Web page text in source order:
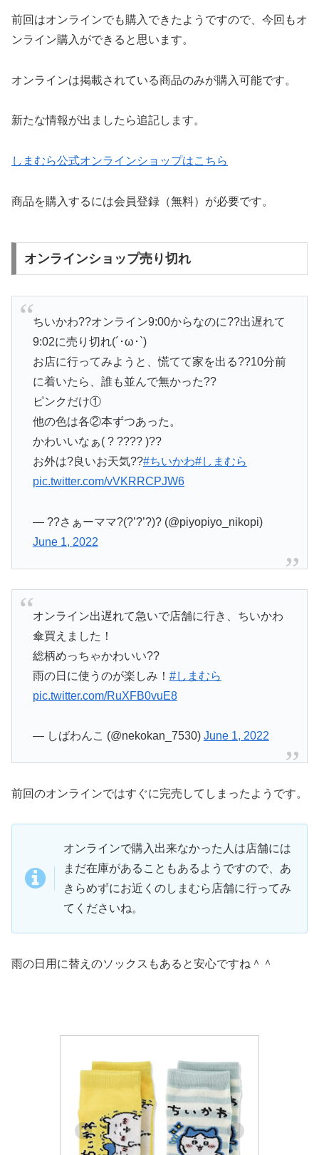
前回はオンラインでも購入できたようですので、今回もオ
ンライン購入ができると思います。
オンラインは掲載されている商品のみが購入可能です。
新たな情報が出ましたら追記します。
しまむら公式オンラインショップはこちら
商品を購入するには会員登録（無料）が必要です。
オンラインショップ売り切れ
ちいかわ??オンライン9:00からなのに??出遅れて
9:02に売り切れ(´･ω･`)
お店に行ってみようと、慌てて家を出る??10分前
に着いたら、誰も並んで無かった??
ピンクだけ①
他の色は各②本ずつあった。
かわいいなぁ( ? ???? )??
お外は?良いお天気??#ちいかわ#しまむら
pic.twitter.com/vVKRRCPJW6
— ??さぁーママ?(?’?’?)? (@piyopiyo_nikopi)
June 1, 2022
オンライン出遅れて急いで店舗に行き、ちいかわ
傘買えました！
総柄めっちゃかわいい??
雨の日に使うのが楽しみ！ #しまむら
pic.twitter.com/RuXFB0vuE8
— しばわんこ (@nekokan_7530) June 1, 2022
前回のオンラインではすぐに完売してしまったようです。
オンラインで購入出来なかった人は店舗には
まだ在庫があることもあるようですので、あ
きらめずにお近くのしまむら店舗に行ってみ
てくださいね。
雨の日用に替えのソックスもあると安心ですね＾＾